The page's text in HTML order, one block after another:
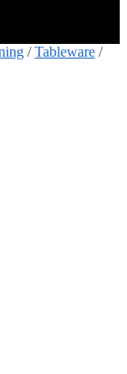
/Tableware /